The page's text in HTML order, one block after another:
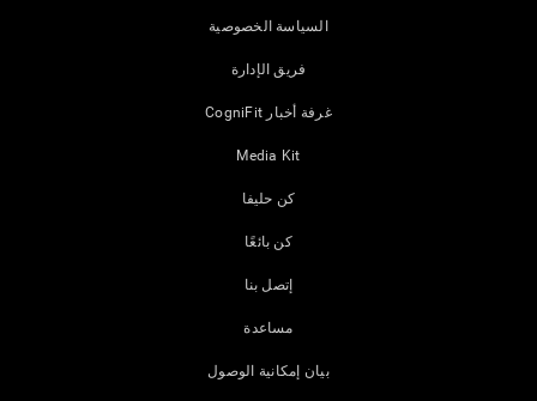
السياسة الخصوصية
فريق الإدارة
غرفة أخبار CogniFit
Media Kit
كن حليفا
كن بائعًا
إتصل بنا
مساعدة
بيان إمكانية الوصول